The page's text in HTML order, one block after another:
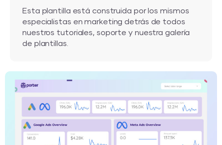
Esta plantilla está construida por los mismos
especialistas en marketing detrás de todos
nuestros tutoriales, soporte y nuestra galería
de plantillas.